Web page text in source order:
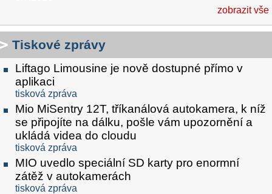
zobrazit vše
Tiskové zprávy
Liftago Limousine je nově dostupné přímo v
aplikaci
tisková zpráva
Mio MiSentry 12T, tříkanálová autokamera, k níž
se připojíte na dálku, pošle vám upozornění a
ukládá videa do cloudu
tisková zpráva
MIO uvedlo speciální SD karty pro enormní
zátěž v autokamerách
tisková zpráva